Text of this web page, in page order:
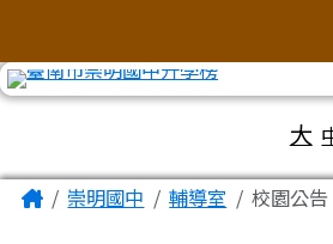
大
主內容區域
Home崇明國中 輔導室 校園公告
頁尾區域